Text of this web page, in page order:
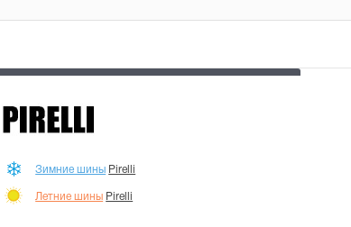
Зимние шины Pirelli
Летние шины Pirelli